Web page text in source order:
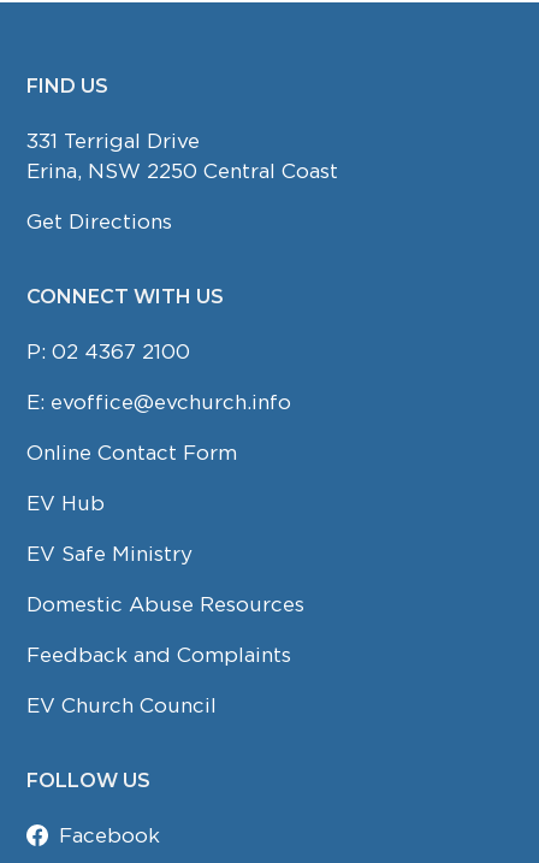
FOOTER
FIND US
331 Terrigal Drive
Erina, NSW 2250 Central Coast
Get Directions
CONNECT WITH US
P:02 4367 2100
E: evoffice@evchurch.info
Online Contact Form
EV Hub
EV Safe Ministry
Domestic Abuse Resources
Feedback and Complaints
EV Church Council
FOLLOW US
Facebook